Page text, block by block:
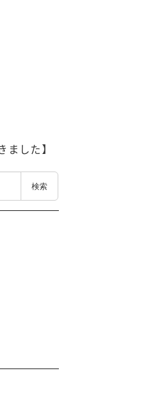
した】
検索